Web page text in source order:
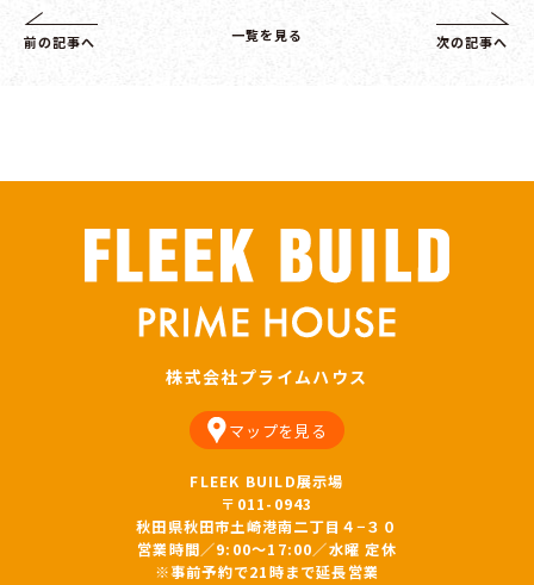
前の記事へ 一覧を見る 次の記事へ
株式会社プライムハウス
FLEEK BUILD展示場
〒011-0943
マップを見る
秋田県秋田市土崎港南二丁目４−３０
営業時間／9:00～17:00／水曜 定休
※事前予約で21時まで延長営業